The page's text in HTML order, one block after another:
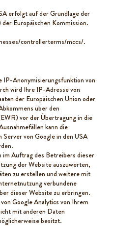
erfolgt auf der Grundlage der
Europäischen Kommission.
controllerterms/mccs/.
IP-Anonymisierungsfunktion von
wird Ihre IP-Adresse von
der Europäischen Union oder
über den
vor der Übertragung in die
kann die
von Google in den USA
Auftrag des Betreibers dieser
der Website auszuwerten,
zu erstellen und weitere mit
verbundene
dieser Website zu erbringen.
Google Analytics von Ihrem
mit anderen Daten
besitzt.